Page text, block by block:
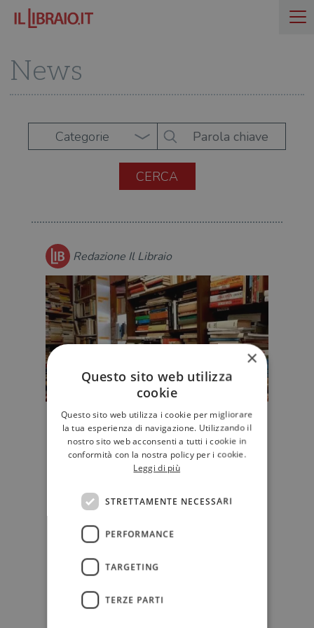
News
Categorie
Redazione Il Libraio
Quante sono le case editrici
"attive" in Italia
“Dopo la lieve flessione del 2020
dovuta alla pandemia, nel 2021 le
case editrici sono tornate a c…
×
Questo sito web utilizza
cookie
Questo sito web utilizza i cookie per migliorare
la tua esperienza di navigazione. Utilizzando il
nostro sito web acconsenti a tutti i cookie in
conformità con la nostra policy per i cookie.
Leggi di più
STRETTAMENTE NECESSARI
PERFORMANCE
TARGETING
TERZE PARTI